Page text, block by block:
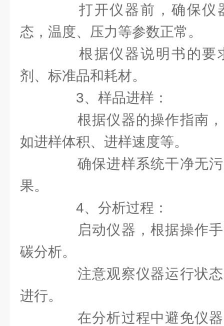
打开仪器前，确保仪
态，温度、压力等参数正常。
根据仪器说明书的要
剂、标准品和耗材。
3、样品进样：
根据仪器的操作指南，
如进样体积、进样速度等。
确保进样系统干净无污
果。
4、分析过程：
启动仪器，根据操作手
碳分析。
注意观察仪器运行状态
进行。
在分析过程中避免仪器